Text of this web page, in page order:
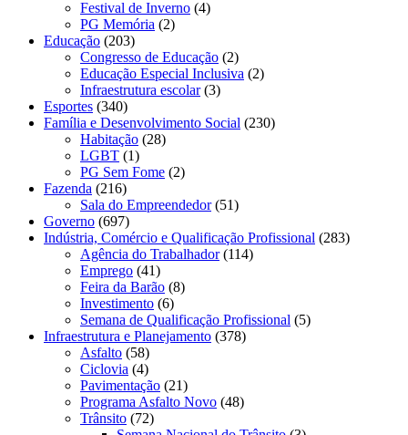
Festival de Inverno (4)
PG Memória (2)
Educação (203)
Congresso de Educação (2)
Educação Especial Inclusiva (2)
Infraestrutura escolar(3)
Esportes (340)
Família e Desenvolvimento Social (230)
Habitação (28)
LGBT (1)
PG Sem Fome (2)
Fazenda (216)
Sala do Empreendedor(51)
Governo (697)
Indústria, Comércio e Qualificação Profissional (283)
Agência do Trabalhador(114)
Emprego (41)
Feira da Barão (8)
Investimento (6)
Semana de Qualificação Profissional (5)
Infraestrutura e Planejamento (378)
Asfalto (58)
Ciclovia (4)
Pavimentação (21)
Programa Asfalto Novo (48)
Trânsito (72)